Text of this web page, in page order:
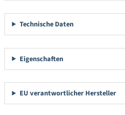
Technische Daten
Eigenschaften
EU verantwortlicher Hersteller